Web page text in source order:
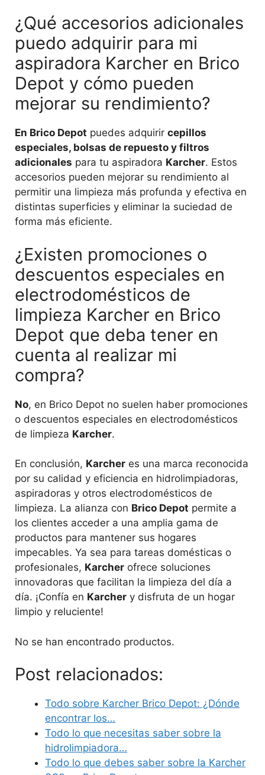
¿Qué accesorios adicionales
puedo adquirir para mi
aspiradora Karcher en Brico
Depot y cómo pueden
mejorar su rendimiento?
En Brico Depot puedes adquirir cepillos
especiales, bolsas de repuesto y filtros
adicionales para tu aspiradora Karcher. Estos
accesorios pueden mejorar su rendimiento al
permitir una limpieza más profunda y efectiva en
distintas superficies y eliminar la suciedad de
forma más eficiente.
¿Existen promociones o
descuentos especiales en
electrodomésticos de
limpieza Karcher en Brico
Depot que deba tener en
cuenta al realizar mi
compra?
No, en Brico Depot no suelen haber promociones
o descuentos especiales en electrodomésticos
de limpieza Karcher.
En conclusión, Karcher es una marca reconocida
por su calidad y eficiencia en hidrolimpiadoras,
aspiradoras y otros electrodomésticos de
limpieza. La alianza con Brico Depot permite a
los clientes acceder a una amplia gama de
productos para mantener sus hogares
impecables. Ya sea para tareas domésticas o
profesionales, Karcher ofrece soluciones
innovadoras que facilitan la limpieza del día a
día. ¡Confía en Karcher y disfruta de un hogar
limpio y reluciente!
No se han encontrado productos.
Post relacionados:
Todo sobre Karcher Brico Depot: ¿Dónde
encontrar los…
Todo lo que necesitas saber sobre la
hidrolimpiadora…
Todo lo que debes saber sobre la Karcher